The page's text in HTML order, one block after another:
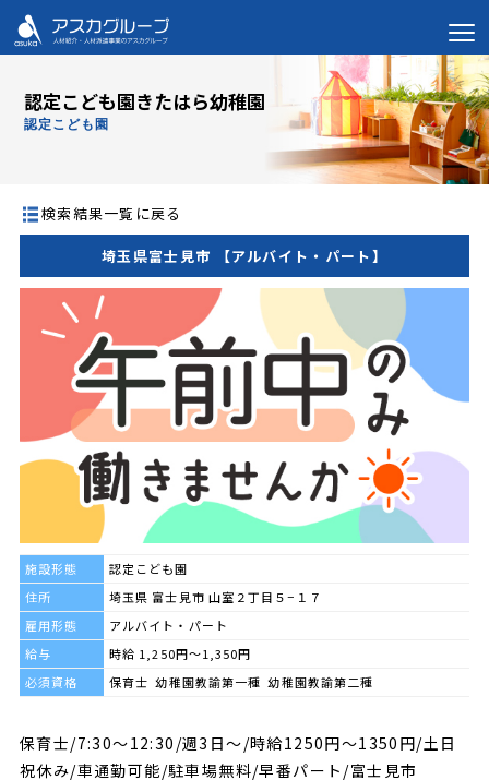
認定こども園きたはら幼稚園
認定こども園
検索結果一覧に戻る
埼玉県富士見市 【アルバイト・パート】
施設形態
認定こども園
住所
埼玉県 富士見市 山室２丁目５−１７
雇用形態
アルバイト・パート
給与
時給 1,250円～1,350円
必須資格
保育士 幼稚園教諭第一種 幼稚園教諭第二種
保育士/7:30～12:30/週3日～/時給1250円～1350円/土日
祝休み/車通勤可能/駐車場無料/早番パート/富士見市